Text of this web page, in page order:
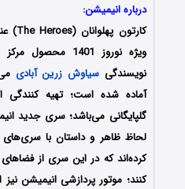
درباره انیمیشن:
کارتون پهلوانان (The Heroes) عنوان مجموعه‌ای تاریخی و
ویژه نوروز 1401
نویسندگی سیاوش زرین آبادی
آماده شده است؛ تهیه کنندگی
گلپایگانی می‌باشد؛ سری جدید
لحاظ ظاهر و داستان با سری‌های
کرده‌اند که در این سری از فضاهای
کنند؛ موتور پردازشی انیمیشن نیز